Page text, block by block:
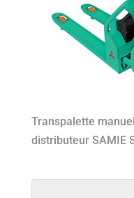
Transpalette
distributeur SAMIE